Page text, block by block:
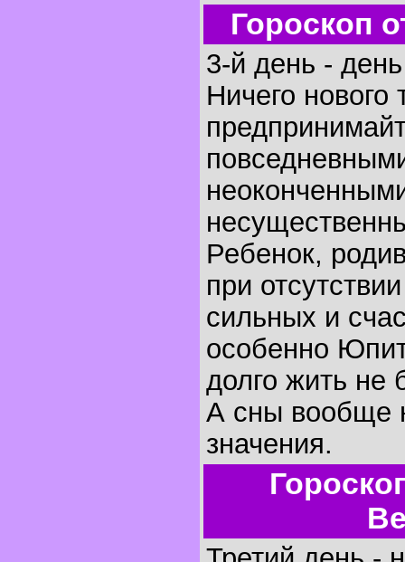
Гороскоп
3-й день -
Ничего нового
Ребенок,
при
сильных и
особенно
долго жить не
А сны вообще
значения.